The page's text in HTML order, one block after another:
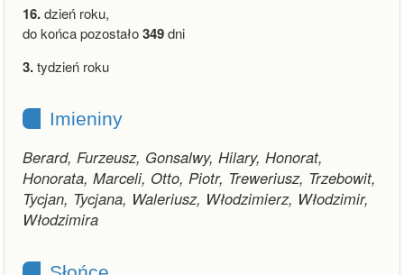
16.dzień roku,
do końca pozostało349dni
3.tydzień roku
Imieniny
Berard, Furzeusz, Gonsalwy, Hilary, Honorat,
Honorata, Marceli, Otto, Piotr, Treweriusz, Trzebowit,
Tycjan, Tycjana, Waleriusz, Włodzimierz, Włodzimir,
Włodzimira